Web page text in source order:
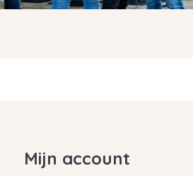
Mijn account